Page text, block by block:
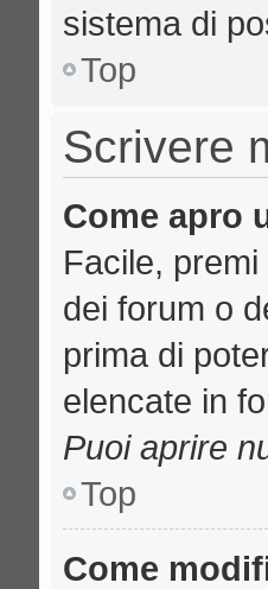
sistema di
Top
Scrivere
Come apro
Facile,
dei forum o
prima di
elencate in
Puoi aprire
Top
Come